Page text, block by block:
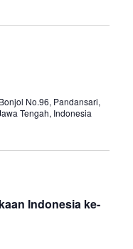
V
i
w
g
i
No.96, Pandansari,
Tengah, Indonesia
Indonesia ke-